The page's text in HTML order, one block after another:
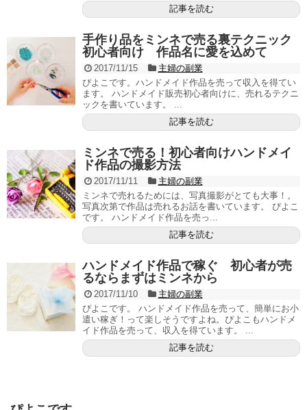
記事を読む
手作り品をミンネで売る裏テクニック
初心者向け 作品名に愛を込めて
2017/11/15
主婦の副業
ぴよこです。ハンドメイド作品を売って収入を得てい
ます。 ハンドメイド販売初心者向けに、売れるテクニ
ックを書いています。 ...
記事を読む
ミンネで売る！初心者向けハンドメイ
ド作品の撮影方法
2017/11/11
主婦の副業
ミンネで売れるためには、写真撮影がとても大事！。
写真次第で作品は売れるお話を書いています。 ぴよこ
です。 ハンドメイド作品を売っ...
記事を読む
ハンドメイド作品で稼ぐ 初心者が売
るならまずはミンネから
2017/11/10
主婦の副業
ぴよこです。 ハンドメイド作品を売って、簡単にお小
遣い稼ぎ！って楽しそうですよね。ぴよこもハンドメ
イド作品を売って、収入を得ています。 ...
記事を読む